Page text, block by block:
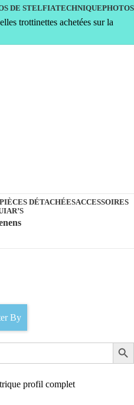
DE STELFIATECHNIQUEPHOTOS
trottinettes achetées sur la
PIÈCES DÉTACHÉESACCESSOIRES
By